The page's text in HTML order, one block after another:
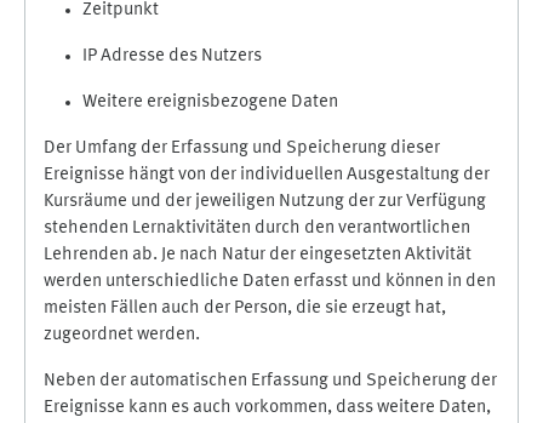
Zeitpunkt
IP Adresse des Nutzers
Weitere ereignisbezogene Daten
Der Umfang der Erfassung und Speicherung dieser
Ereignisse hängt von der individuellen Ausgestaltung der
Kursräume und der jeweiligen Nutzung der zur Verfügung
stehenden Lernaktivitäten durch den verantwortlichen
Lehrenden ab. Je nach Natur der eingesetzten Aktivität
werden unterschiedliche Daten erfasst und können in den
meisten Fällen auch der Person, die sie erzeugt hat,
zugeordnet werden.
Neben der automatischen Erfassung und Speicherung der
Ereignisse kann es auch vorkommen, dass weitere Daten,